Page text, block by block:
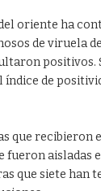
oriente ha
de viruela
positivos.
índice de
que recibieron
fueron aisladas
que siete han